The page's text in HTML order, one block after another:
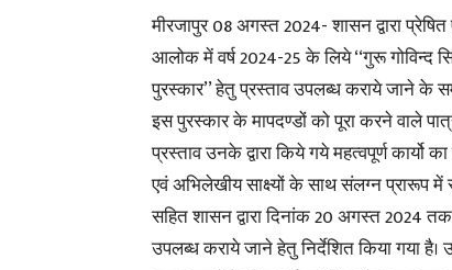
मीरजापुर 08 अगस्त 2024- शासन द्वारा प्रेषित
आलोक में वर्ष 2024-25 के लिये ‘‘गुरू गोविन्द
पुरस्कार’’ हेतु प्रस्ताव उपलब्ध कराये जाने के
इस पुरस्कार के मापदण्डों को पूरा करने वाले
प्रस्ताव उनके द्वारा किये गये महत्वपूर्ण कार्यो
एवं अभिलेखीय साक्ष्यों के साथ संलग्न प्रारूप में
सहित शासन द्वारा दिनांक 20 अगस्त 2024
उपलब्ध कराये जाने हेतु निर्देशित किया गया है।